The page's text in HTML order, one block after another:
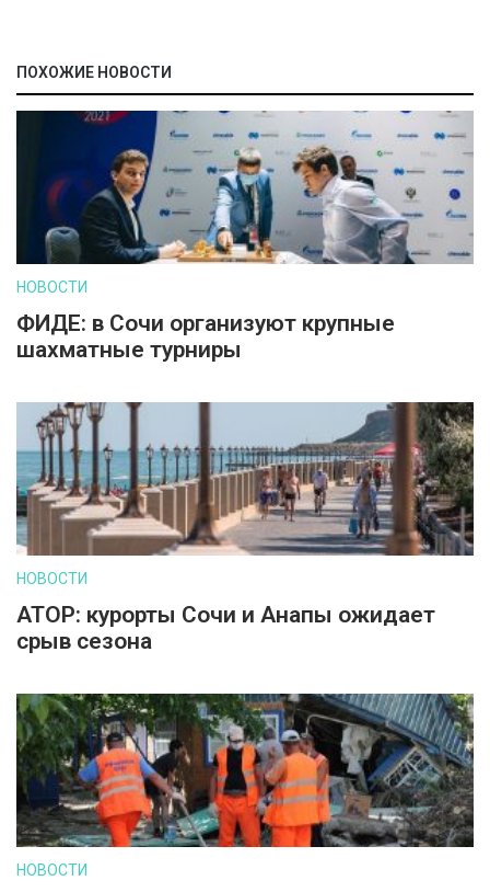
ПОХОЖИЕ НОВОСТИ
НОВОСТИ
ФИДЕ: в Сочи организуют крупные
шахматные турниры
НОВОСТИ
АТОР: курорты Сочи и Анапы ожидает
срыв сезона
НОВОСТИ